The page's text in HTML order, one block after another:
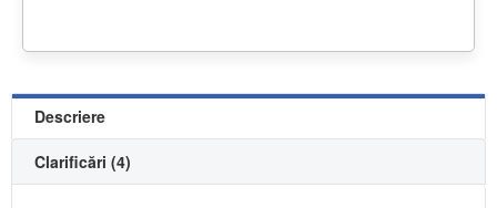
Descriere
Clarificări (4)